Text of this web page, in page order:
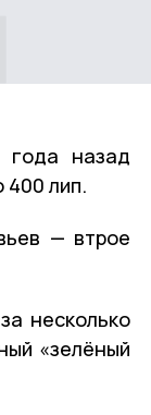
года назад
400 лип.
— втрое
несколько
«зелёный